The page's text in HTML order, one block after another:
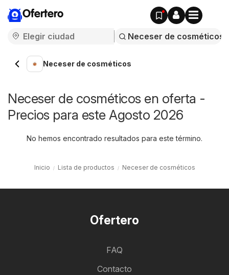
Ofertero
Neceser de cosméticos
Neceser de cosméticos en oferta -
Precios para este Agosto 2026
No hemos encontrado resultados para este término.
Inicio Lista de productos Neceser de cosméticos
Ofertero
FAQ
Contacto